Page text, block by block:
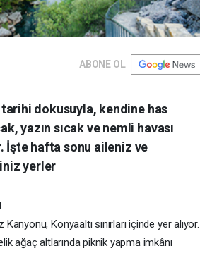
ABONE OL
dokusuyla, kendine has
yazın sıcak ve nemli havası
İşte hafta sonu aileniz ve
yerler
Konyaaltı sınırları içinde yer alıyor.
ağaç altlarında piknik yapma imkânı